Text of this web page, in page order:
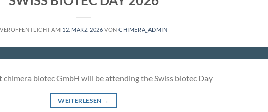
VERÖFFENTLICHT AM 12. MÄRZ 2026 VONCHIMERA_ADMIN
biotec GmbH will be attending the Swiss biotec Day
WEITERLESEN →